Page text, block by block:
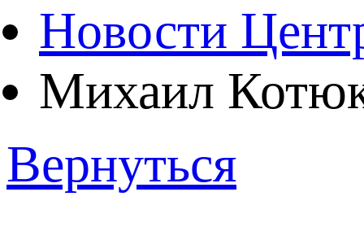
Новости
Михаил
Вернуться